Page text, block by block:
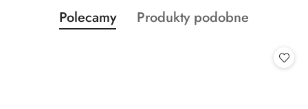
Pomiń karuzelę produktów
Produkty
o
Polecamy
Produkty
Produkty podobne